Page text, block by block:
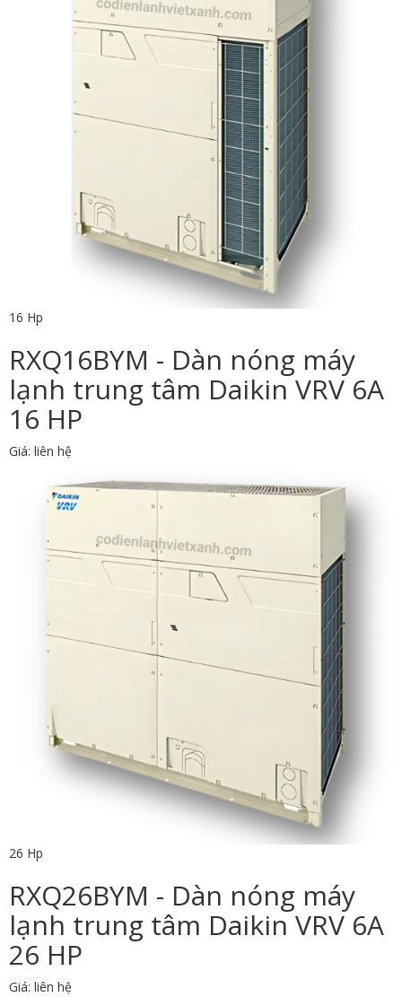
16 Hp
RXQ16BYM - Dàn nóng máy
lạnh trung tâm Daikin VRV 6A
16 HP
Giá: liên hệ
26 Hp
RXQ26BYM - Dàn nóng máy
lạnh trung tâm Daikin VRV 6A
26 HP
Giá: liên hệ